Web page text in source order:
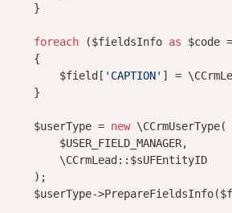
    }
foreach ($fieldsInfo as $code
    {
        $field[
'CAPTION' ] =
    }
    $userType =
new \CCrmUserType(
        $USER_FIELD_MANAGER,
        \CCrmLead::$sUFEntityID
    );
$userType-